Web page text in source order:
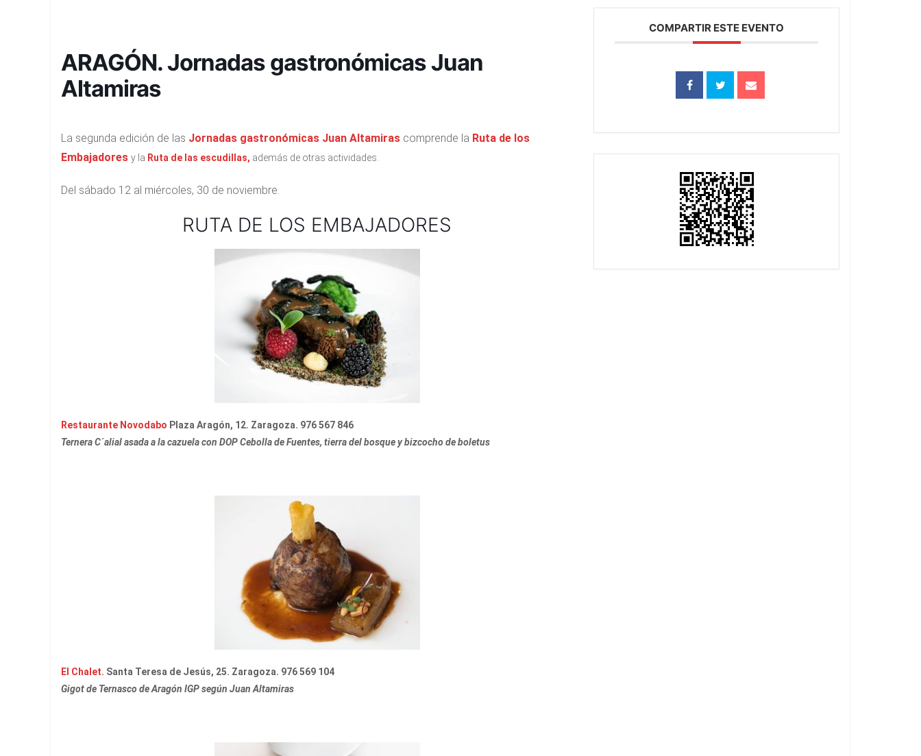
ARAGÓN. Jornadas gastronómicas Juan
Altamiras
La segunda edición de las Jornadas gastronómicas Juan Altamiras comprende la Ruta de los
Embajadores y la Ruta de las escudillas, además de otras actividades.
Del sábado 12 al miércoles, 30 de noviembre.
RUTA DE LOS EMBAJADORES
Restaurante Novodabo Plaza Aragón, 12. Zaragoza. 976 567 846
Ternera C´alial asada a la cazuela con DOP Cebolla de Fuentes, tierra del bosque y bizcocho de boletus
El Chalet. Santa Teresa de Jesús, 25. Zaragoza. 976 569 104
Gigot de Ternasco de Aragón IGP según Juan Altamiras
COMPARTIR ESTE EVENTO